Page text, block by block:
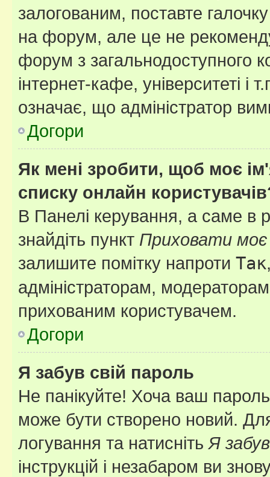
залогованим, поставте
на форум, але це не
форум з загальнодоступного
інтернет-кафе, університеті і
означає, що адміністратор
Догори
Як мені зробити, щоб моє
списку онлайн
В Панелі керування, а саме в
знайдіть пункт Приховати моє
залишите помітку напроти Так
адміністраторам,
прихованим користувачем.
Догори
Я забув свій пароль
Не панікуйте! Хоча ваш
може бути створено новий.
логування та натисніть Я
інструкцій і незабаром ви